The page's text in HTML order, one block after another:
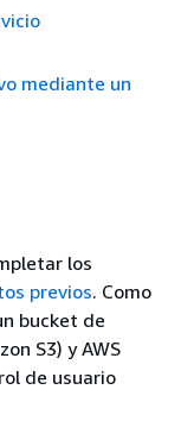
mediante un
los
previos. Como
bucket de
S3) y AWS
de usuario